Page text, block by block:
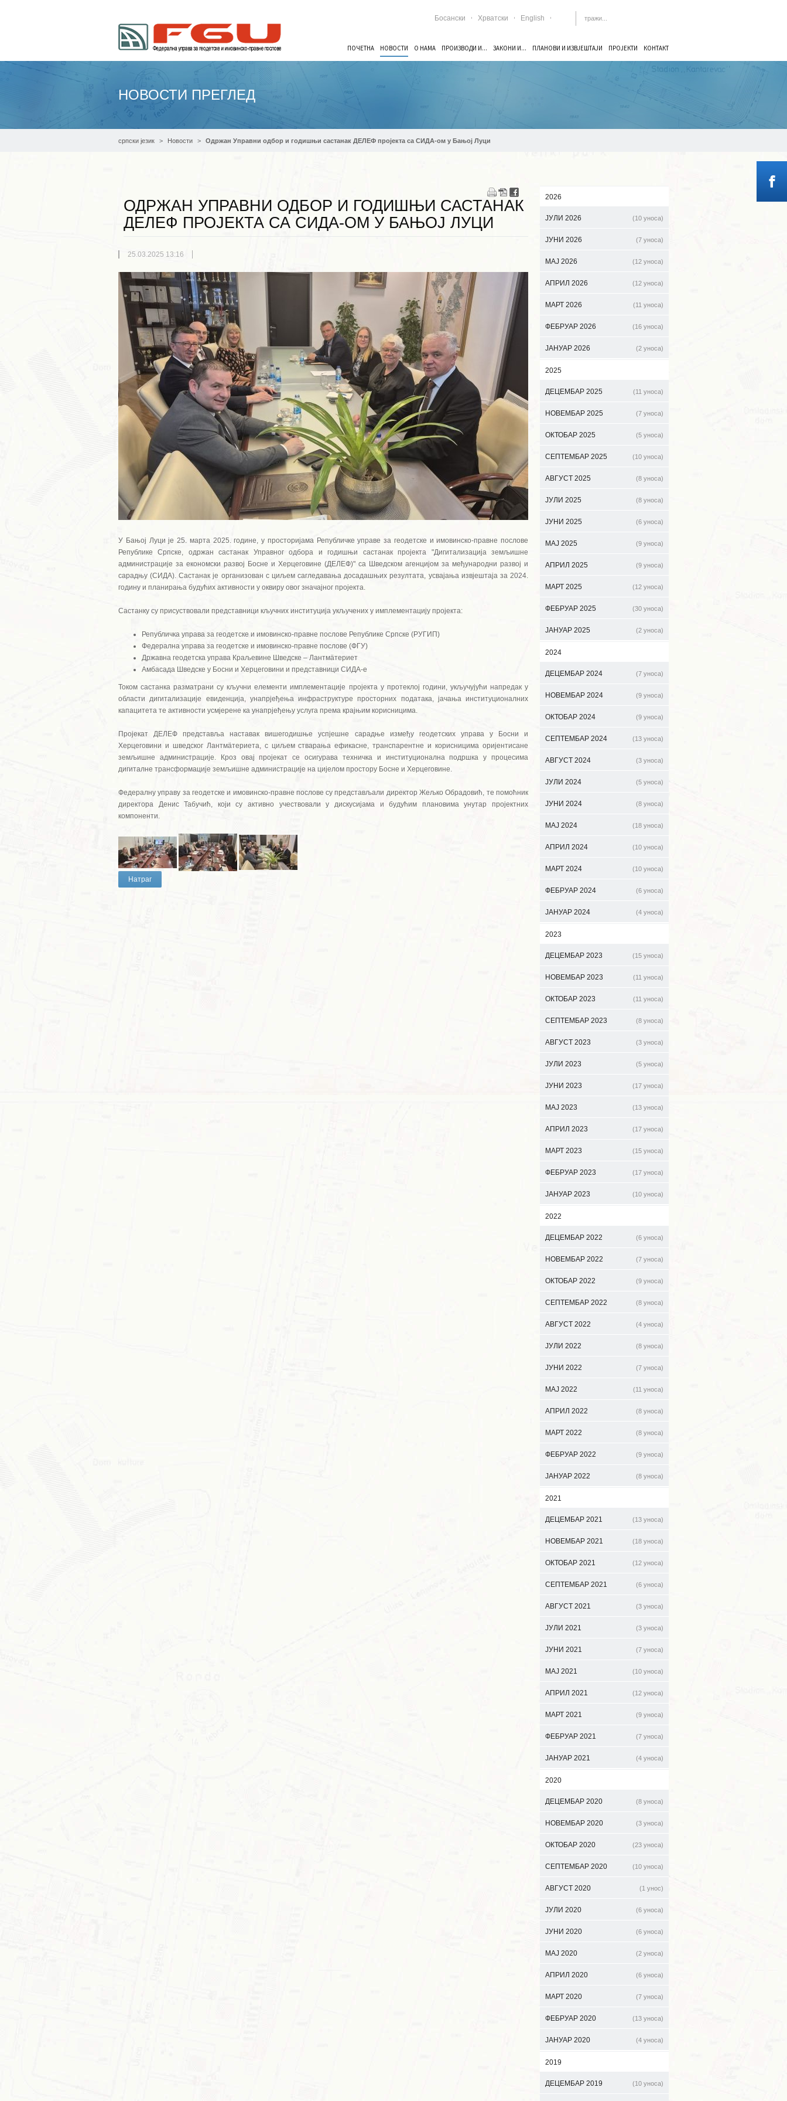
Босански Хрватски English
ПОЧЕТНА НОВОСТИ О НАМА ПРОИЗВОДИ И... ЗАКОНИ И... ПЛАНОВИ И ИЗВЈЕШТАЈИ ПРОЈЕКТИ КОНТАКТ
НОВОСТИ ПРЕГЛЕД
српски језик Новости Одржан Управни одбор и годишњи састанак ДЕЛЕФ пројекта са СИДА-ом у Бањој Луци
ОДРЖАН УПРАВНИ ОДБОР И ГОДИШЊИ САСТАНАК
ДЕЛЕФ ПРОЈЕКТА СА СИДА-ОМ У БАЊОЈ ЛУЦИ
25.03.2025 13:16
У Бањој Луци је 25. марта 2025. године, у просторијама Републичке управе за геодетске и имовинско-правне послове
Републике Српске, одржан састанак Управног одбора и годишњи састанак пројекта "Дигитализација земљишне
администрације за економски развој Босне и Херцеговине (ДЕЛЕФ)" са Шведском агенцијом за међународни развој и
сарадњу (СИДА). Састанак је организован с циљем сагледавања досадашњих резултата, усвајања извјештаја за 2024.
годину и планирања будућих активности у оквиру овог значајног пројекта.
Састанку су присуствовали представници кључних институција укључених у имплементацију пројекта:
Републичка управа за геодетске и имовинско-правне послове Републике Српске (РУГИП)
Федерална управа за геодетске и имовинско-правне послове (ФГУ)
Државна геодетска управа Краљевине Шведске – Лантмäтериет
Амбасада Шведске у Босни и Херцеговини и представници СИДА-е
Током састанка разматрани су кључни елементи имплементације пројекта у протеклој години, укључујући напредак у
области дигитализације евиденција, унапрјеђења инфраструктуре просторних података, јачања институционалних
капацитета те активности усмјерене ка унапрјеђењу услуга према крајњим корисницима.
Пројекат ДЕЛЕФ представља наставак вишегодишње успјешне сарадње између геодетских управа у Босни и
Херцеговини и шведског Лантмäтериета, с циљем стварања ефикасне, транспарентне и корисницима оријентисане
земљишне администрације. Кроз овај пројекат се осигурава техничка и институционална подршка у процесима
дигиталне трансформације земљишне администрације на цијелом простору Босне и Херцеговине.
Федералну управу за геодетске и имовинско-правне послове су представљали директор Жељко Обрадовић, те помоћник
директора Денис Табучић, који су активно учествовали у дискусијама и будућим плановима унутар пројектних
компоненти.
Натраг
2026
ЈУЛИ 2026 (10 уноса)
ЈУНИ 2026 (7 уноса)
МАЈ 2026 (12 уноса)
АПРИЛ 2026 (12 уноса)
МАРТ 2026 (11 уноса)
ФЕБРУАР 2026 (16 уноса)
ЈАНУАР 2026 (2 уноса)
2025
ДЕЦЕМБАР 2025 (11 уноса)
НОВЕМБАР 2025 (7 уноса)
ОКТОБАР 2025 (5 уноса)
СЕПТЕМБАР 2025 (10 уноса)
АВГУСТ 2025 (8 уноса)
ЈУЛИ 2025 (8 уноса)
ЈУНИ 2025 (6 уноса)
МАЈ 2025 (9 уноса)
АПРИЛ 2025 (9 уноса)
МАРТ 2025 (12 уноса)
ФЕБРУАР 2025 (30 уноса)
ЈАНУАР 2025 (2 уноса)
2024
ДЕЦЕМБАР 2024 (7 уноса)
НОВЕМБАР 2024 (9 уноса)
ОКТОБАР 2024 (9 уноса)
СЕПТЕМБАР 2024 (13 уноса)
АВГУСТ 2024 (3 уноса)
ЈУЛИ 2024 (5 уноса)
ЈУНИ 2024 (8 уноса)
МАЈ 2024 (18 уноса)
АПРИЛ 2024 (10 уноса)
МАРТ 2024 (10 уноса)
ФЕБРУАР 2024 (6 уноса)
ЈАНУАР 2024 (4 уноса)
2023
ДЕЦЕМБАР 2023 (15 уноса)
НОВЕМБАР 2023 (11 уноса)
ОКТОБАР 2023 (11 уноса)
СЕПТЕМБАР 2023 (8 уноса)
АВГУСТ 2023 (3 уноса)
ЈУЛИ 2023 (5 уноса)
ЈУНИ 2023 (17 уноса)
МАЈ 2023 (13 уноса)
АПРИЛ 2023 (17 уноса)
МАРТ 2023 (15 уноса)
ФЕБРУАР 2023 (17 уноса)
ЈАНУАР 2023 (10 уноса)
2022
ДЕЦЕМБАР 2022 (6 уноса)
НОВЕМБАР 2022 (7 уноса)
ОКТОБАР 2022 (9 уноса)
СЕПТЕМБАР 2022 (8 уноса)
АВГУСТ 2022 (4 уноса)
ЈУЛИ 2022 (8 уноса)
ЈУНИ 2022 (7 уноса)
МАЈ 2022 (11 уноса)
АПРИЛ 2022 (8 уноса)
МАРТ 2022 (8 уноса)
ФЕБРУАР 2022 (9 уноса)
ЈАНУАР 2022 (8 уноса)
2021
ДЕЦЕМБАР 2021 (13 уноса)
НОВЕМБАР 2021 (18 уноса)
ОКТОБАР 2021 (12 уноса)
СЕПТЕМБАР 2021 (6 уноса)
АВГУСТ 2021 (3 уноса)
ЈУЛИ 2021 (3 уноса)
ЈУНИ 2021 (7 уноса)
МАЈ 2021 (10 уноса)
АПРИЛ 2021 (12 уноса)
МАРТ 2021 (9 уноса)
ФЕБРУАР 2021 (7 уноса)
ЈАНУАР 2021 (4 уноса)
2020
ДЕЦЕМБАР 2020 (8 уноса)
НОВЕМБАР 2020 (3 уноса)
ОКТОБАР 2020 (23 уноса)
СЕПТЕМБАР 2020 (10 уноса)
АВГУСТ 2020 (1 унос)
ЈУЛИ 2020 (6 уноса)
ЈУНИ 2020 (6 уноса)
МАЈ 2020 (2 уноса)
АПРИЛ 2020 (6 уноса)
МАРТ 2020 (7 уноса)
ФЕБРУАР 2020 (13 уноса)
ЈАНУАР 2020 (4 уноса)
2019
ДЕЦЕМБАР 2019 (10 уноса)